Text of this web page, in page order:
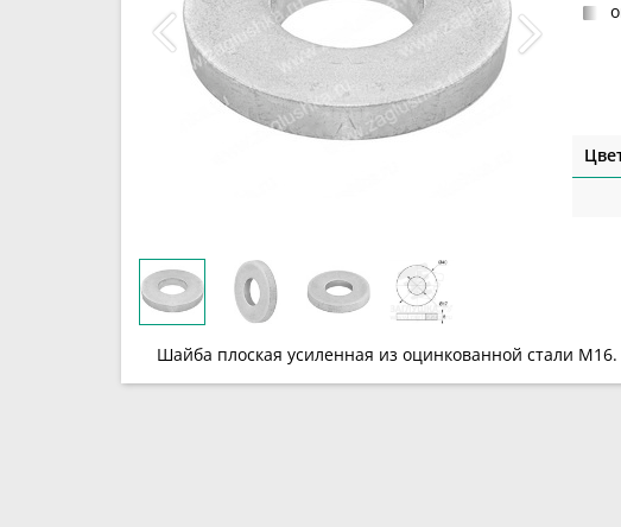
Шайба плоская усиленная из оцинкованной стали M16.